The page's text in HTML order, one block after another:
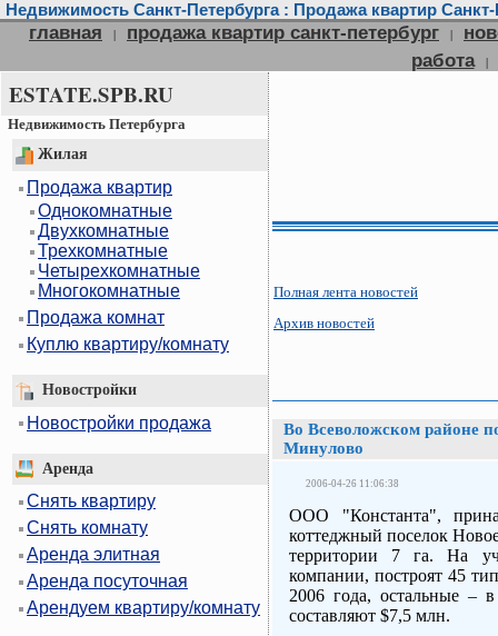
Недвижимость Санкт-Петербурга : Продажа квартир
главная | продажа квартир санкт-петербург |
работа
|
ESTATE.SPB.RU
Недвижимость Петербурга
Жилая
Продажа квартир
Однокомнатные
Двухкомнатные
Трехкомнатные
Четырехкомнатные
Многокомнатные
Продажа комнат
Куплю квартиру/комнату
Новостройки
Новостройки продажа
Аренда
Снять квартиру
Снять комнату
Аренда элитная
Аренда посуточная
Арендуем квартиру/комнату
Полная лента новостей
Архив новостей
Во Всеволожском районе
Минулово
2006-04-26 11:06:38
ООО "Константа",
коттеджный поселок
территории 7 га. На
компании, построят 45
2006 года, остальные –
составляют $7,5 млн.